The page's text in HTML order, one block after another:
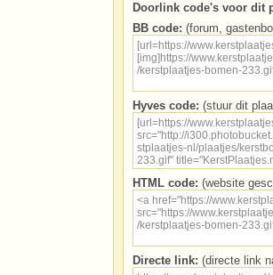
Doorlink code's voor dit
BB code: (forum,
Hyves code: (stuur dit
HTML code: (website
Directe link: (directe link